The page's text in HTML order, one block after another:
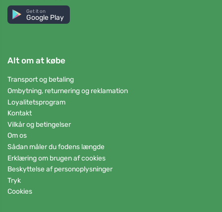
Get it on
Google Play
Alt om at købe
Transport og betaling
Ombytning, returnering og reklamation
Loyalitetsprogram
Kontakt
Vilkår og betingelser
Om os
Sådan måler du fodens længde
Erklæring om brugen af cookies
Beskyttelse af personoplysninger
Tryk
Cookies